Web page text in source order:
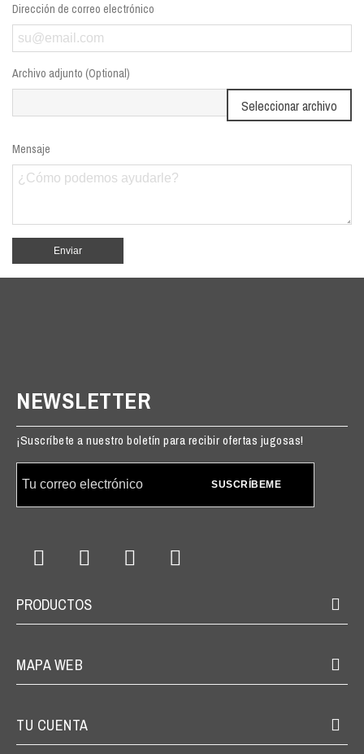
Dirección de correo electrónico
Archivo adjunto (Optional)
Seleccionar archivo
Mensaje
NEWSLETTER
¡Suscríbete a nuestro boletín para recibir ofertas jugosas!
SUSCRÍBEME
PRODUCTOS
MAPA WEB
TU CUENTA